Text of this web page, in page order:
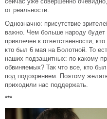
от реальности.
Однозначно: присутствие
важно. Чем больше народу
привлечен к ответственности,
кто был 6 мая на Болотной. То
наших подзащитных: по какому
обвиняемых? Так что все, кто
под подозрением. Поэтому
приходили нас поддержать.
***